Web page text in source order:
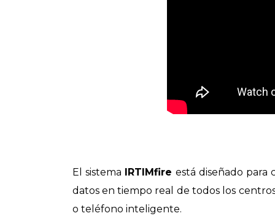
El sistema IRTIMfire está diseñado para
datos en tiempo real de todos los
o teléfono inteligente.